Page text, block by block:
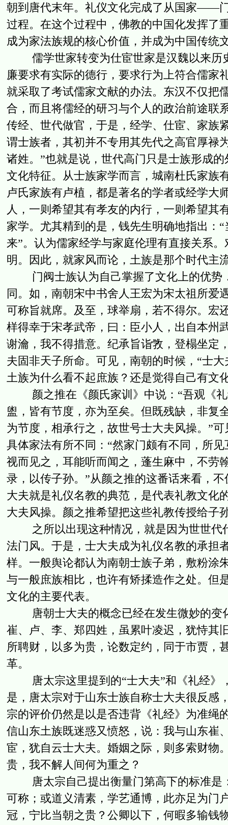
朝到唐代末年。礼仪文化完成了从国家——
过程。在这个过程中，佛教的中国化发挥了
成为家法族规的核心价值，并成为中国传统
儒学世家转变为仕宦世家是汉魏以来历
廉要求有实际的德行，要求行为上符合儒家
就采取了考试儒家文献的办法。东汉不仅把
合，而且将儒经的研习与个人的政治前途联
传经、世代做官，于是，经学、仕宦、家族
谓士族者，其初并不专用其先代之高官厚禄
诸姓。”也就是说，世代高门只是士族形成
文化特征。从士族家学而言，城南杜氏家族
卢氏家族有卢植，都是著名的学者或经学大
人，一则希望其有孝友的内行，一则希望其
家学。尤其精到的是，钱先生明确地指出：
来”。认为儒家经学与家庭伦理有直接关系
明。因此，就家风而论，土族是那个时代主
门阀士族认为自己掌握了文化上的优势
同。如，南朝宋中书舍人王宏为宋太祖所爱
可称旨就席。及至，球举扇，若不得尔。宏
样得幸于宋孝武帝，曰：臣小人，出自本州
谢瀹，我不得措意。纪承旨诣敩，登榻坐定
夫固非天子所命。可见，南朝的时候，“士
土族为什么看不起庶族？还是觉得自己有文
颜之推在《颜氏家训》中说：“吾观《礼
盥，皆有节度，亦为至矣。但既残缺，非复
为节度，相承行之，故世号士大夫风操。”
具体家法有所不同：“然家门颇有不同，所
视而见之，耳能听而闻之，蓬生麻中，不劳
录，以传子孙。”从颜之推的这番话来看，
大夫就是礼仪名教的典范，是代表礼教文化
大夫风操。颜之推希望把这些礼教传授给子
之所以出现这种情况，就是因为世世代
法门风。于是，士大夫成为礼仪名教的承担
样。一般舆论都认为南朝士族子弟，敷粉涂
与一般庶族相比，也许有矫揉造作之处。但
文化的主要代表。
唐朝士大夫的概念已经在发生微妙的变
崔、卢、李、郑四姓，虽累叶凌迟，犹恃其
所聘财，以多为贵，论数定约，同于市贾，
革。
唐太宗这里提到的“士大夫”和《礼经》
是，唐太宗对于山东士族自称士大夫很反感
宗的评价仍然是以是否违背《礼经》为准绳
信山东土族既迷惑又愤怒，说：我与山东崔
宦，犹自云士大夫。婚姻之际，则多索财物
贵，我不解人间何为重之？
唐太宗自己提出衡量门第高下的标准是
可称；或道义清素，学艺通博，此亦足为门
冠，宁比当朝之贵？公卿以下，何暇多输钱